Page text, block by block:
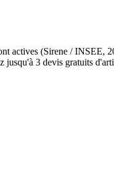
actives (Sirene /
3 devis gratuits